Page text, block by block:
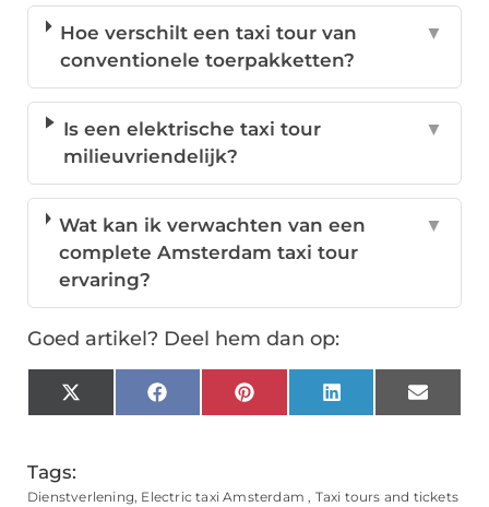
Hoe verschilt een taxi tour van
conventionele toerpakketten?
▼
Is een elektrische taxi tour
milieuvriendelijk?
▼
Wat kan ik verwachten van een
complete Amsterdam taxi tour
ervaring?
▼
Goed artikel? Deel hem dan op:
X
(Twitter)
FacebookPinterestLinkedInEmail
Tags:
Dienstverlening, Electric taxi Amsterdam , Taxi tours and tickets